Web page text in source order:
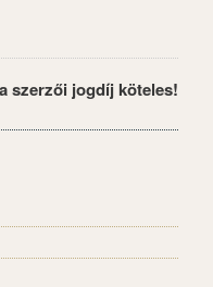
szerzői jogdíj köteles!